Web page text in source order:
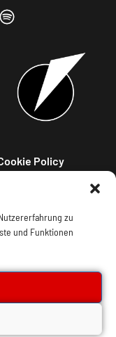
zu
und Funktionen
Policy